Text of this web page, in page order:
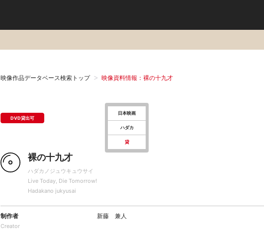
映像作品データベース検索トップ 映像資料情報：裸の十九才
DVD貸出可
日本映画
ハダカ
貸
裸の十九才
ハダカノジュウキュウサイ
Live Today, Die Tomorrow!
Hadakano jukyusai
制作者
Creator
新藤 兼人